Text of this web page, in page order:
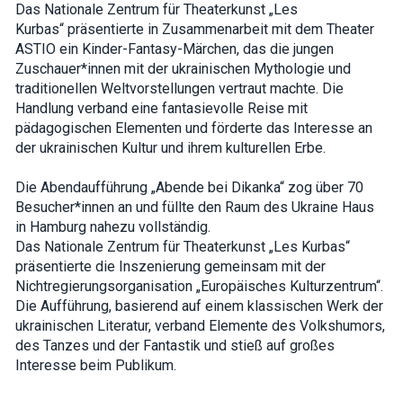
Das Nationale Zentrum für Theaterkunst „Les
Kurbas“ präsentierte in Zusammenarbeit mit dem Theater
ASTIO ein Kinder-Fantasy-Märchen, das die jungen
Zuschauer*innen mit der ukrainischen Mythologie und
traditionellen Weltvorstellungen vertraut machte. Die
Handlung verband eine fantasievolle Reise mit
pädagogischen Elementen und förderte das Interesse an
der ukrainischen Kultur und ihrem kulturellen Erbe.
Die Abendaufführung „Abende bei Dikanka“ zog über 70
Besucher*innen an und füllte den Raum des Ukraine Haus
in Hamburg nahezu vollständig.
Das Nationale Zentrum für Theaterkunst „Les Kurbas“
präsentierte die Inszenierung gemeinsam mit der
Nichtregierungsorganisation „Europäisches Kulturzentrum“.
Die Aufführung, basierend auf einem klassischen Werk der
ukrainischen Literatur, verband Elemente des Volkshumors,
des Tanzes und der Fantastik und stieß auf großes
Interesse beim Publikum.
as well as
possible
during your
visit. If you
refuse these
cookies,
functionality
will
disappear
from the
By sharing
your
interests and
behavior as
you visit our
site, you
increase the
chance of